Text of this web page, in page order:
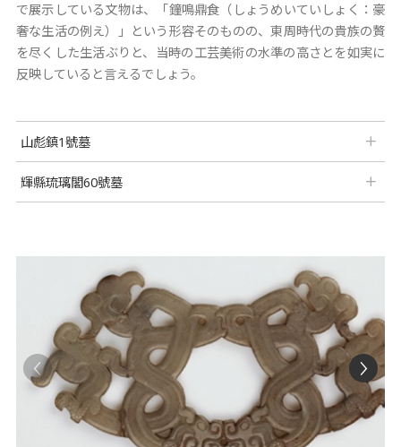
で展示している文物は、「鐘鳴鼎食（しょうめいていしょく：豪
奢な生活の例え）」という形容そのものの、東周時代の貴族の贅
を尽くした生活ぶりと、当時の工芸美術の水準の高さとを如実に
反映していると言えるでしょう。
山彪鎮1號墓
輝縣琉璃閣60號墓